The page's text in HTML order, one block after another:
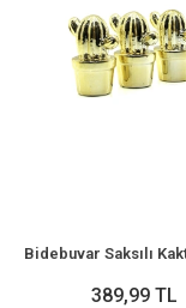
389,99 TL